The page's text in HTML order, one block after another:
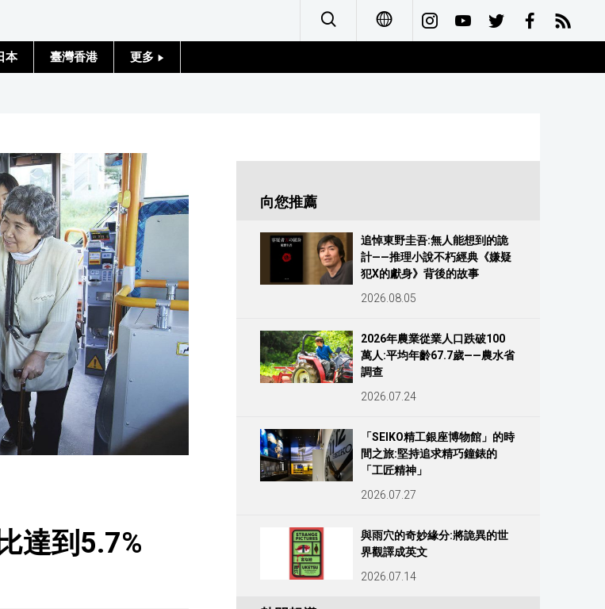
العربية
Русский
本 臺灣香港 更多
政治外交
社會
財經
文化
科學技術
生活
運動
東京
達到5.7%
向您推薦
追悼東野圭吾:無人能想到的詭
計——推理小說不朽經典《嫌疑
犯X的獻身》背後的故事
2026.08.05
2026年農業從業人口跌破100
萬人:平均年齡67.7歲——農水省
調查
2026.07.24
「SEIKO精工銀座博物館」的時
間之旅:堅持追求精巧鐘錶的
「工匠精神」
2026.07.27
與雨穴的奇妙緣分:將詭異的世
界觀譯成英文
2026.07.14